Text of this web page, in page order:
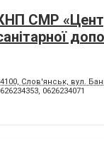
СМР
Слов'янськ, вул.
, 0626234071